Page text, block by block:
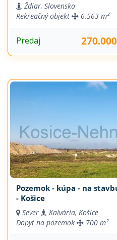
Ždiar, Slovensko
Rekreačný objekt
6.563 m²
Predaj
Pozemok - kúpa - na
- Košice
Sever
Kalvária, Košice
Dopyt na pozemok
700 m²